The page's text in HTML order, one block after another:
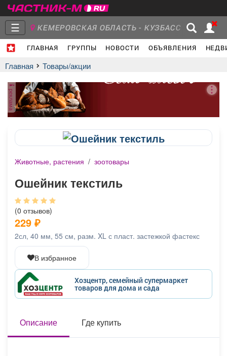
☰ КЕМЕРОВСКАЯ ОБЛАСТЬ - КУЗБАСС
ГЛАВНАЯ ГРУППЫ НОВОСТИ ОБЪЯВЛЕНИЯ
Главная
Объявления Недвижимость Услуги
Афиша Обучение Проекты
Товары Поздравления Погода
Главная Товары/акции
реклама
Животные, растения / зоотовары
Ошейник текстиль
(0 отзывов)
229 ₽
2сл, 40 мм, 55 см, разм. XL с пласт. застежкой фастекс
В избранное
Хозцентр, семейный супермаркет
товаров для дома и сада
Описание Где купить